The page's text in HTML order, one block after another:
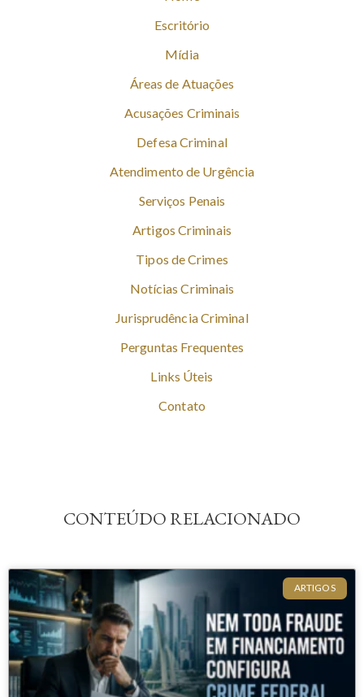
Escritório
Mídia
Áreas de Atuações
Acusações Criminais
Defesa Criminal
Atendimento de Urgência
Serviços Penais
Artigos Criminais
Tipos de Crimes
Notícias Criminais
Jurisprudência Criminal
Perguntas Frequentes
Links Úteis
Contato
CONTEÚDO RELACIONADO
ARTIGOS